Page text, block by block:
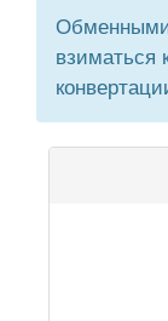
Обменными
взиматься